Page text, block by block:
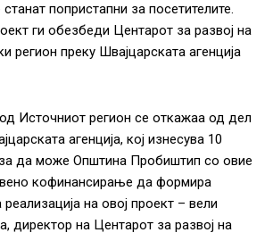
попристапни за посетителите.
ги обезбеди Центарот за развој на
регион преку Швајцарската агенција
Источниот регион се откажаа од дел
агенција, кој изнесува 10
да може Општина Пробиштип со овие
кофинансирање да формира
на овој проект – вели
директор на Центарот за развој на